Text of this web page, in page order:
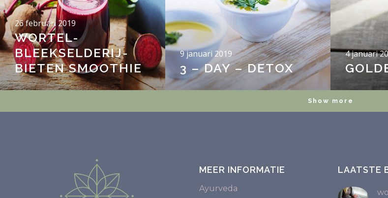
26 februari 2019
WORTEL-
BLEEKSELDERIJ-
BIETEN SMOOTHIE
9 januari 2019
3 – DAY – DETOX
4 januari
Show more
MEER INFORMATIE
Ayurveda
LAATSTE